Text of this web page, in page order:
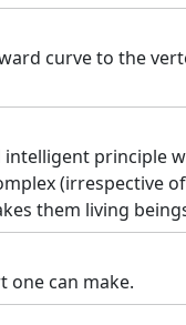
curve to the
intelligent principle
(irrespective
them living
one can make.